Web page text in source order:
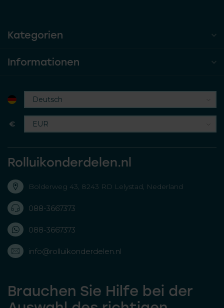
Kategorien
Informationen
€
Rolluikonderdelen.nl
Bolderweg 43, 8243 RD Lelystad, Nederland
088-3667373
088-3667373
info@rolluikonderdelen.nl
Brauchen Sie Hilfe bei der